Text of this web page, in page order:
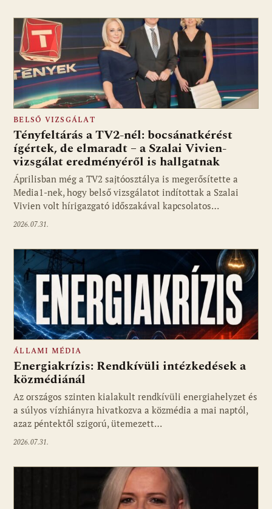
BELSŐ VIZSGÁLAT
Tényfeltárás a TV2-nél: bocsánatkérést
ígértek, de elmaradt – a Szalai Vivien-
vizsgálat eredményéről is hallgatnak
Áprilisban még a TV2 sajtóosztálya is megerősítette a
Media1-nek, hogy belső vizsgálatot indítottak a Szalai
Vivien volt hírigazgató időszakával kapcsolatos…
2026.07.31.
ÁLLAMI MÉDIA
Energiakrízis: Rendkívüli intézkedések a
közmédiánál
Az országos szinten kialakult rendkívüli energiahelyzet és
a súlyos vízhiányra hivatkozva a közmédia a mai naptól,
azaz péntektől szigorú, ütemezett…
2026.07.31.